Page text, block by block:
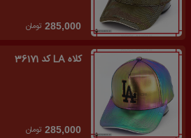
285,000 تومان
کلاه LA کد 36171
285,000 تومان